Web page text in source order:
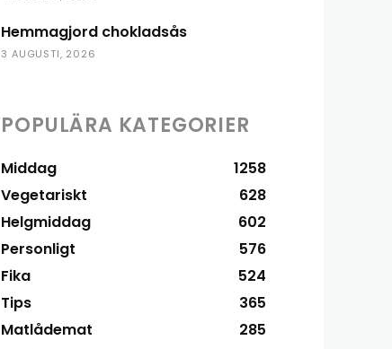
Hemmagjord chokladsås
3 AUGUSTI, 2026
POPULÄRA KATEGORIER
Middag
1258
Vegetariskt
628
Helgmiddag
602
Personligt
576
Fika
524
Tips
365
Matlådemat
285